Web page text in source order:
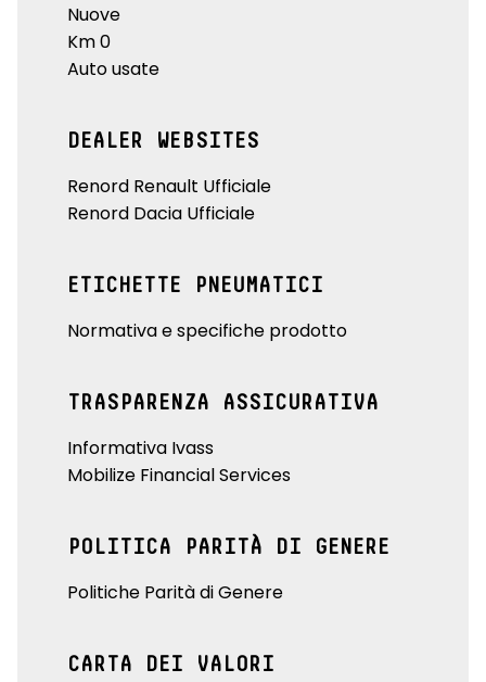
Nuove
Km 0
Auto usate
DEALER WEBSITES
Renord Renault Ufficiale
Renord Dacia Ufficiale
ETICHETTE PNEUMATICI
Normativa e specifiche prodotto
TRASPARENZA ASSICURATIVA
Informativa Ivass
Mobilize Financial Services
POLITICA PARITÀ DI GENERE
Politiche Parità di Genere
CARTA DEI VALORI